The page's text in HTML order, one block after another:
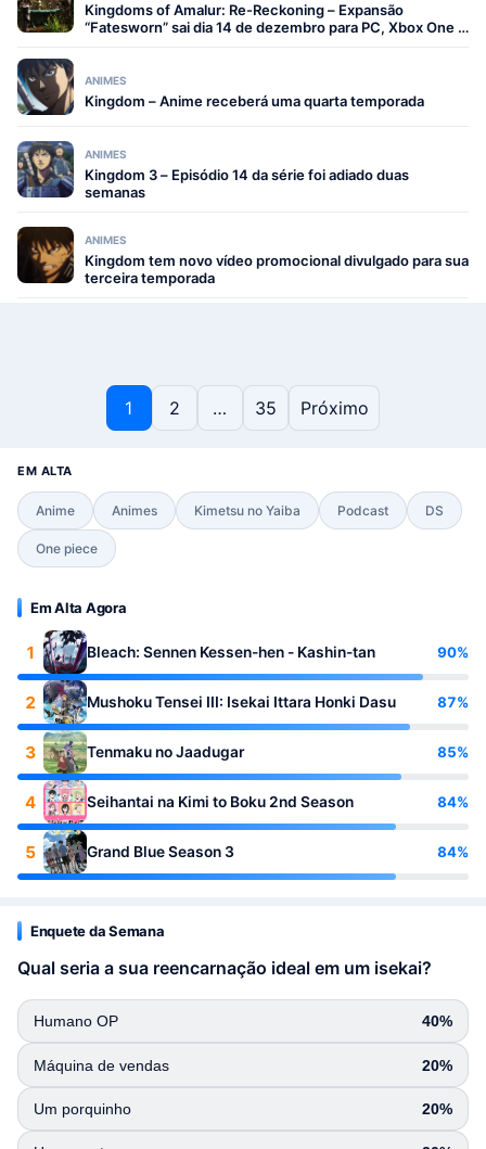
Kingdoms of Amalur: Re-Reckoning – Expansão
“Fatesworn” sai dia 14 de dezembro para PC, Xbox One e
ANIMES
Kingdom – Anime receberá uma quarta temporada
ANIMES
Kingdom 3 – Episódio 14 da série foi adiado duas
semanas
ANIMES
Kingdom tem novo vídeo promocional divulgado para sua
terceira temporada
1 2 … 35 Próximo
EM ALTA
Anime Animes Kimetsu no Yaiba Podcast DS
One piece
Em Alta Agora
1 Bleach: Sennen Kessen-hen - Kashin-tan 90%
2 Mushoku Tensei III: Isekai Ittara Honki Dasu 87%
3 Tenmaku no Jaadugar 85%
4 Seihantai na Kimi to Boku 2nd Season 84%
5 Grand Blue Season 3 84%
Enquete da Semana
Qual seria a sua reencarnação ideal em um isekai?
Humano OP 40%
Máquina de vendas 20%
Um porquinho 20%